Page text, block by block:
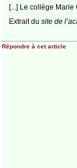
[...] Le collège Marie
Extrait du site de
Répondre à cet article